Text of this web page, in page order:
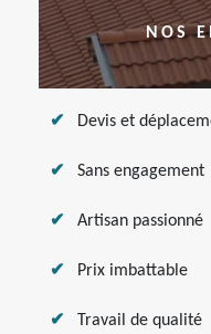
NOS
Devis et
Sans engagement
Artisan passionné
Prix imbattable
Travail de qualité